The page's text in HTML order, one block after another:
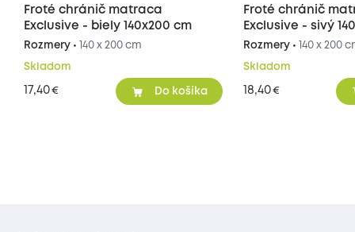
Froté chránič matraca
Exclusive - biely 140x200 cm
Rozmery • 140 x 200 cm
Skladom
17,40€ Do košíka
Froté chránič matraca
Exclusive -
Rozmery • 140 x 200
Skladom
18,40€